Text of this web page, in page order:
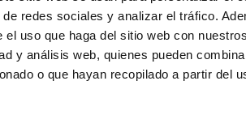
redes sociales y analizar el tráfico.
el uso que haga del sitio web con
y análisis web, quienes pueden
o que hayan recopilado a partir del